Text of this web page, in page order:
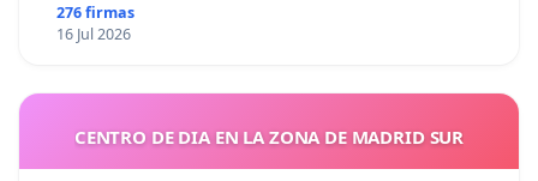
276 firmas
16 Jul 2026
CENTRO DE DIA EN LA ZONA DE MADRID SUR